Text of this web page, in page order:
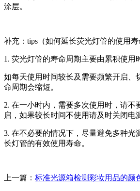
涂层。
补充：tips（如何延长荧光灯管的使用寿
1. 荧光灯管的寿命周期主要由累积使用
如每天使用时间较长及需要频繁开启、
命周期会缩短。
2. 在一小时内，需要多次使用时，请不
启，如果较长时间不使用请及时关闭电
3. 在不必要的情况下，尽量避免多种光
长灯管的有效使用寿命。
上一篇： 标准光源箱检测彩妆用品的颜